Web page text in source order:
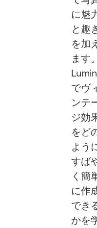
に魅
と趣
を加
ます
でヴ
ンテ
ジ効
をど
よう
すば
く簡
に作
でき
かを